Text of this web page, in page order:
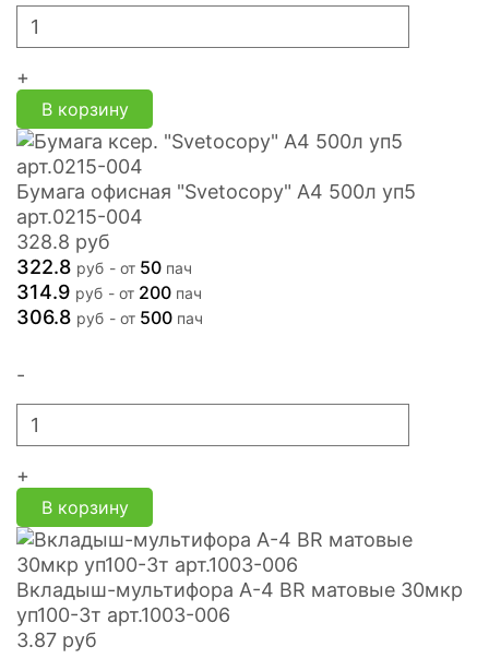
+
В корзину
Бумага офисная "Svetocopy" А4 500л уп5
арт.0215-004
328.8 руб
322.8 руб - от 50 пач
314.9 руб - от 200 пач
306.8 руб - от 500 пач
-
+
В корзину
Вкладыш-мультифора A-4 BR матовые 30мкр
уп100-3т арт.1003-006
3.87 руб